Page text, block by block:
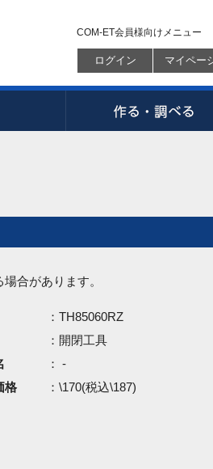
COM-ET会員様向けメニュー
ログイン マイペー
合があります。
：TH85060RZ
：開閉工具
： -
格
：\170(税込\187)